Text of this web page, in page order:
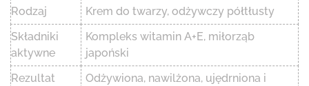
Rodzaj
Krem do twarzy, odżywczy półtłusty
Składniki
aktywne
Kompleks witamin A+E, miłorząb
japoński
Rezultat
Odżywiona, nawilżona, ujędrniona i